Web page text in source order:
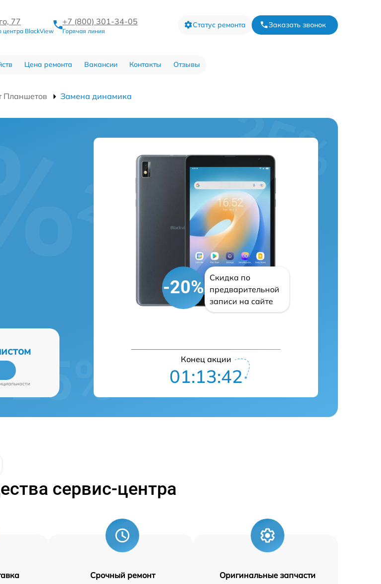
77
центра BlackView
+7 (800) 301-34-05
Горячая линия
Статус ремонта Заказать звонок
Цена ремонта Вакансии Контакты Отзывы
Планшетов Замена динамика
-20%
Скидка по
предварительной
записи на сайте
Конец акции
01:13:41
сервис-центра
Срочный ремонт Оригинальные запчасти